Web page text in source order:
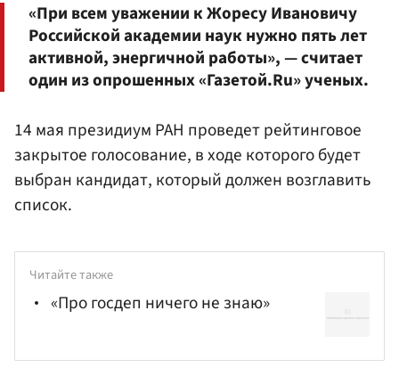
«При всем уважении к Жоресу Ивановичу
Российской академии наук нужно пять лет
активной, энергичной работы», — считает
один из опрошенных «Газетой.Ru» ученых.
14 мая президиум РАН проведет рейтинговое
закрытое голосование, в ходе которого будет
выбран кандидат, который должен возглавить
список.
Читайте также
«Про госдеп ничего не знаю»